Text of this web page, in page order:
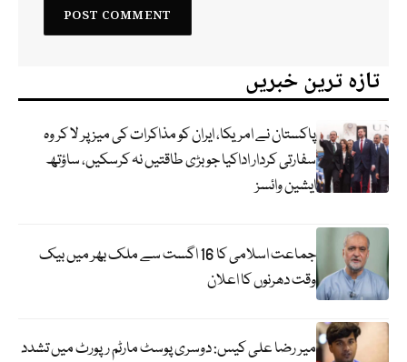
تازہ ترین خبریں
پاکستان نے امریکا، ایران کو مذاکرات کی میز پر لا کر وہ
سفارتی کردار اداکیا جو بڑی طاقتیں نہ کرسکیں، ساؤتھ
ایشین وائسز
جماعت اسلامی کا 16 اگست سے ملک بھر میں بیک
وقت دھرنوں کا اعلان
میر رضا علی کیس: دوسری پوسٹ مارٹم رپورٹ میں تشدد